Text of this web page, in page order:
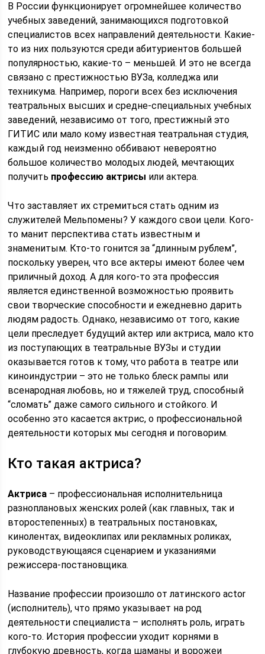
В России функционирует огромнейшее количество
учебных заведений, занимающихся подготовкой
специалистов всех направлений деятельности. Какие-
то из них пользуются среди абитуриентов большей
популярностью, какие-то – меньшей. И это не всегда
связано с престижностью ВУЗа, колледжа или
техникума. Например, пороги всех без исключения
театральных высших и средне-специальных учебных
заведений, независимо от того, престижный это
ГИТИС или мало кому известная театральная студия,
каждый год неизменно оббивают невероятно
большое количество молодых людей, мечтающих
получить профессию актрисы или актера.
Что заставляет их стремиться стать одним из
служителей Мельпомены? У каждого свои цели. Кого-
то манит перспектива стать известным и
знаменитым. Кто-то гонится за “длинным рублем”,
поскольку уверен, что все актеры имеют более чем
приличный доход. А для кого-то эта профессия
является единственной возможностью проявить
свои творческие способности и ежедневно дарить
людям радость. Однако, независимо от того, какие
цели преследует будущий актер или актриса, мало кто
из поступающих в театральные ВУЗы и студии
оказывается готов к тому, что работа в театре или
киноиндустрии – это не только блеск рампы или
всенародная любовь, но и тяжелей труд, способный
“сломать” даже самого сильного и стойкого. И
особенно это касается актрис, о профессиональной
деятельности которых мы сегодня и поговорим.
Кто такая актриса?
Актриса – профессиональная исполнительница
разноплановых женских ролей (как главных, так и
второстепенных) в театральных постановках,
кинолентах, видеоклипах или рекламных роликах,
руководствующаяся сценарием и указаниями
режиссера-постановщика.
Название профессии произошло от латинского actor
(исполнитель), что прямо указывает на род
деятельности специалиста – исполнять роль, играть
кого-то. История профессии уходит корнями в
глубокую древность, когда шаманы и ворожеи